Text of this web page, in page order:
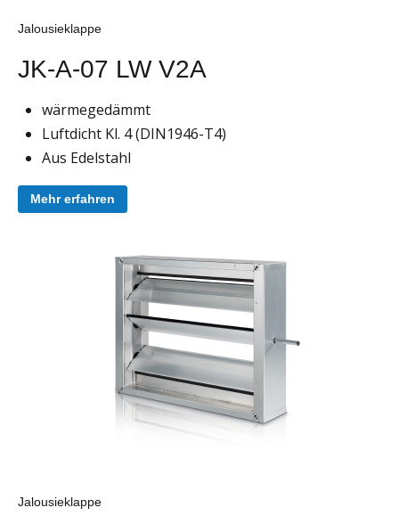
Jalousieklappe
JK-A-07 LW V2A
wärmegedämmt
Luftdicht Kl. 4 (DIN1946-T4)
Aus Edelstahl
Mehr erfahren
Jalousieklappe